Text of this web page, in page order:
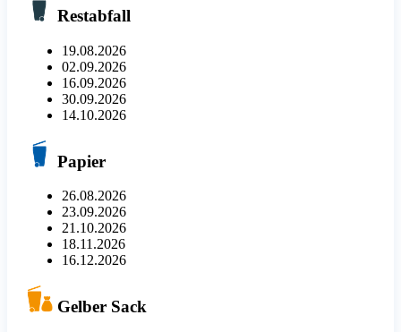
Restabfall
19.08.2026
02.09.2026
16.09.2026
30.09.2026
14.10.2026
Papier
26.08.2026
23.09.2026
21.10.2026
18.11.2026
16.12.2026
Gelber Sack